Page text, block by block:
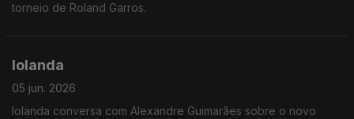
torneio de Roland Garros.
Iolanda
05 jun. 2026
Iolanda conversa com Alexandre Guimarães sobre o novo